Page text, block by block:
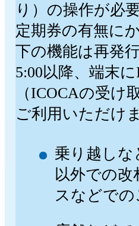
り）の操作が必
定期券の有無に
下の機能は再発
5:00以降、端末
（ICOCAの受け
ご利用いただけ
乗り越しな
以外での
スなどでの